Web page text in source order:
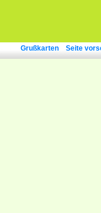
Grußkarten Seite